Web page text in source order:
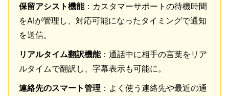
保留アシスト機能：カスタマーサポートの待機時間
をAIが管理し、対応可能になったタイミングで通知
を送信。
リアルタイム翻訳機能：通話中に相手の言葉をリア
ルタイムで翻訳し、字幕表示も可能に。
連絡先のスマート管理 ：よく使う連絡先や最近の通